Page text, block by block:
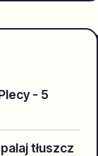
- 5
tłuszcz